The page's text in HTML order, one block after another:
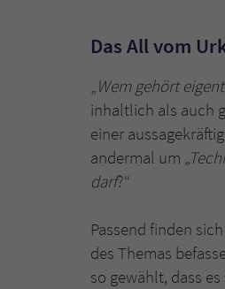
Das All vom
„Wem gehört
inhaltlich als auch
einer
andermal um
darf?“
Passend finden
des Themas
so gewählt, dass